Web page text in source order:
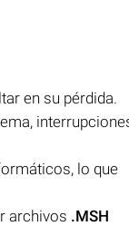
en su pérdida.
lo que
archivos .MSH